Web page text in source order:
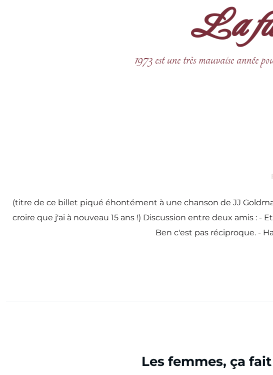
La
1973 est une très mauvaise année
(titre de ce billet piqué éhontément à une chanson de JJ
croire que j'ai à nouveau 15 ans !) Discussion entre deux amis : -
Ben c'est pas réciproque. -
Les femmes, ça